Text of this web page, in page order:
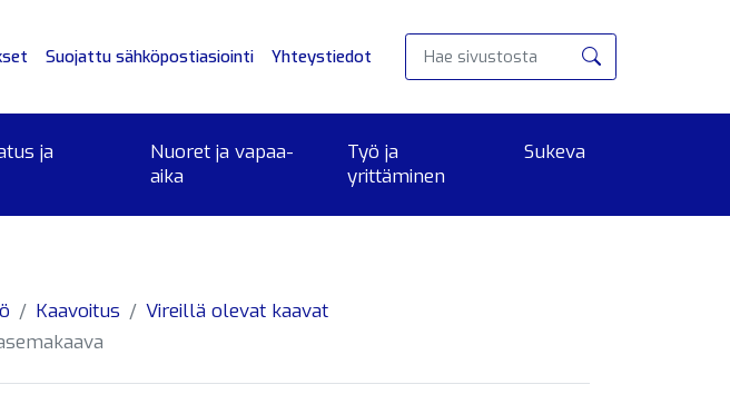
Suojattu sähköpostiasiointi Yhteystiedot
Hae
ja
Nuoret ja vapaa-
aika
Työ ja
yrittäminen
Sukeva
Kaavoitus
Vireillä olevat kaavat